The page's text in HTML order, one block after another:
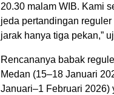
20.30 malam WIB. Kami
jeda pertandingan
jarak hanya tiga pekan,”
Rencananya babak
Medan (15–18 Januari
Januari–1 Februari 2026)